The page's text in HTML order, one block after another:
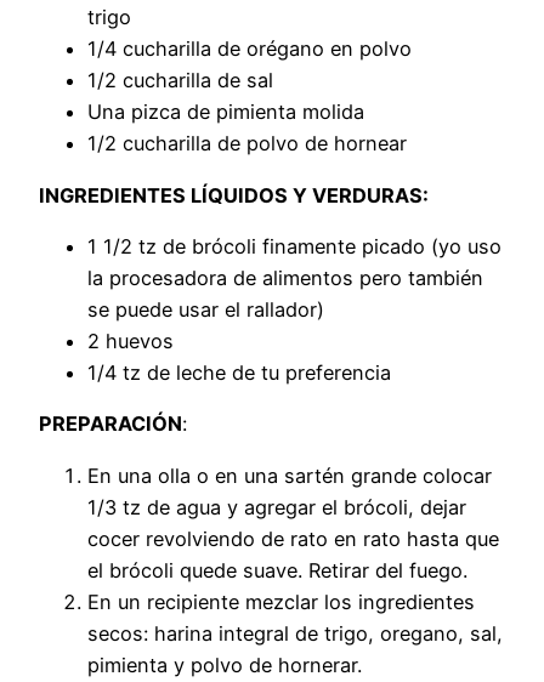
trigo
1/4 cucharilla de orégano en polvo
1/2 cucharilla de sal
Una pizca de pimienta molida
1/2 cucharilla de polvo de hornear
INGREDIENTES LÍQUIDOS Y VERDURAS:
1 1/2 tz de brócoli finamente picado (yo uso
la procesadora de alimentos pero también
se puede usar el rallador)
2 huevos
1/4 tz de leche de tu preferencia
PREPARACIÓN:
En una olla o en una sartén grande colocar
1/3 tz de agua y agregar el brócoli, dejar
cocer revolviendo de rato en rato hasta que
el brócoli quede suave. Retirar del fuego.
En un recipiente mezclar los ingredientes
secos: harina integral de trigo, oregano, sal,
pimienta y polvo de hornerar.